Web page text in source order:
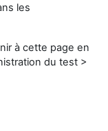
les
à cette page en
du test >